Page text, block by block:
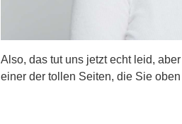
Also, das tut uns jetzt echt leid,
einer der tollen Seiten, die Sie